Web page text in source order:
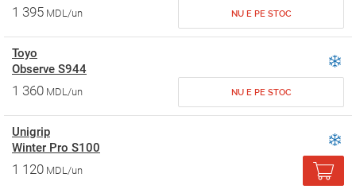
1 395 MDL/un NU E PE STOC
Toyo
Observe S944
1 360 MDL/un NU E PE STOC
Unigrip
Winter Pro S100
1 120 MDL/un